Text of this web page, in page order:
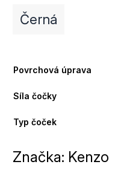
Černá
Povrchová úprava
Síla čočky
Typ čoček
Značka: Kenzo